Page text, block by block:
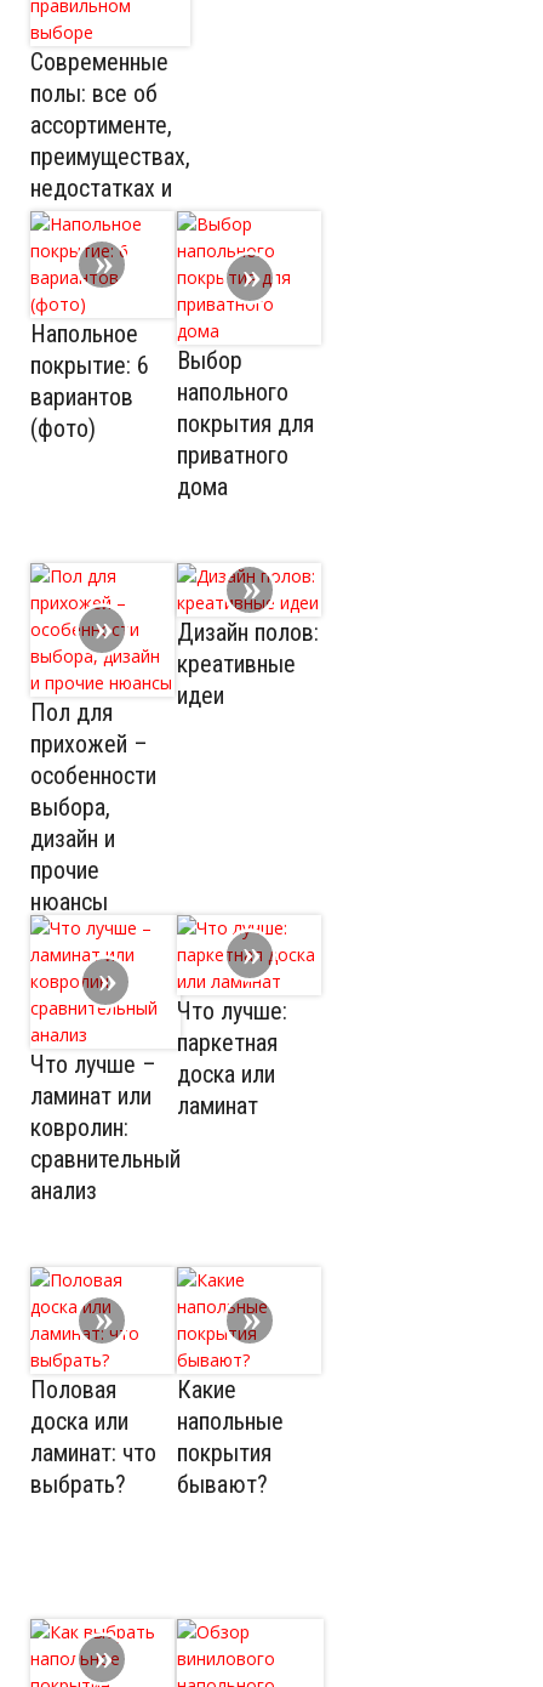
Современные
полы: все об
ассортименте,
преимуществах,
недостатках и
правильном
выборе
Напольное
покрытие: 6
вариантов
(фото)
Выбор
напольного
покрытия для
приватного
дома
Пол для
прихожей –
особенности
выбора,
дизайн и
прочие
нюансы
Дизайн полов:
креативные
идеи
Что лучше –
ламинат или
ковролин:
сравнительный
анализ
Что лучше:
паркетная
доска или
ламинат
Половая
доска или
ламинат: что
выбрать?
Какие
напольные
покрытия
бывают?